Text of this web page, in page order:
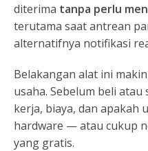
diterima tanpa perlu
terutama saat antrean
alternatifnya notifikasi
Belakangan alat ini
usaha. Sebelum beli atau
kerja, biaya, dan apakah
hardware — atau cukup
yang gratis.